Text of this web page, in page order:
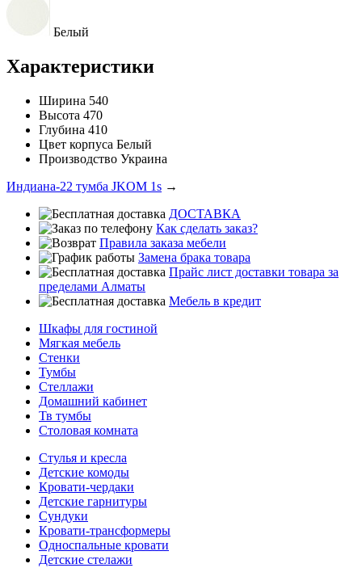
Белый
Характеристики
Ширина 540
Высота 470
Глубина 410
Цвет корпуса Белый
Производство Украина
Индиана-22 тумба JKOM 1s →
ДОСТАВКА
Как сделать заказ?
Правила заказа мебели
Замена брака товара
Прайс лист доставки товара за
пределами Алматы
Мебель в кредит
Шкафы для гостиной
Мягкая мебель
Стенки
Тумбы
Стеллажи
Домашний кабинет
Тв тумбы
Столовая комната
Стулья и кресла
Детские комоды
Кровати-чердаки
Детские гарнитуры
Сундуки
Кровати-трансформеры
Односпальные кровати
Детские стелажи